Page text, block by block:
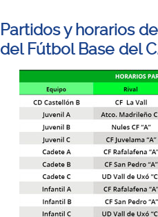
Partidos y horarios
del Fútbol Base del